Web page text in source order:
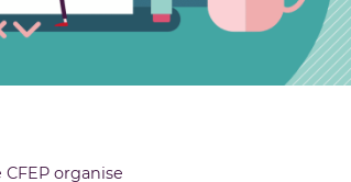
organise